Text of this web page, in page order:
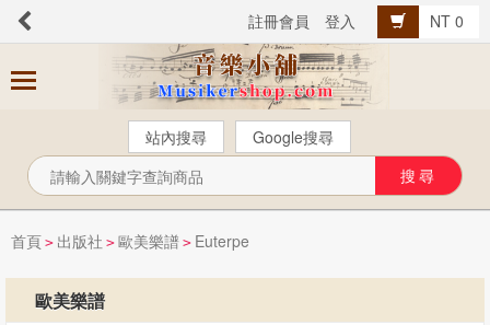
註冊會員 登入 NT 0
站內搜尋 Google搜尋
商
品
芬貝爾【中文版】
西樂曲譜
音樂叢書
Popular流行音樂
首頁 > 出版社 > 歐美樂譜 > Euterpe
歐美樂譜